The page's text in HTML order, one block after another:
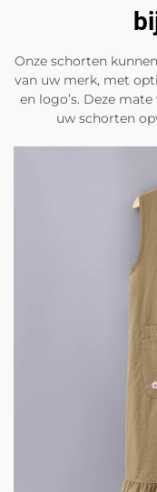
Onze schorten
van uw merk, met
en logo’s. Deze
uw schorten